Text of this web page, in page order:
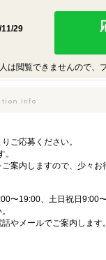
29
は閲覧できませんので、
ご応募ください。
案内しますので、少々お
〜19:00、土日祝日9:00
やメールでご案内します。